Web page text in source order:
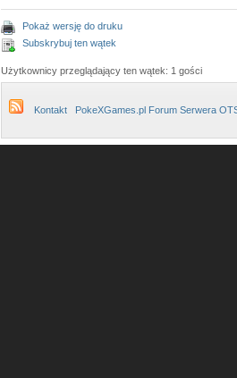
Pokaż wersję do druku
Subskrybuj ten wątek
Użytkownicy przeglądający ten wątek: 1 gości
Kontakt PokeXGames.pl Forum Serwera